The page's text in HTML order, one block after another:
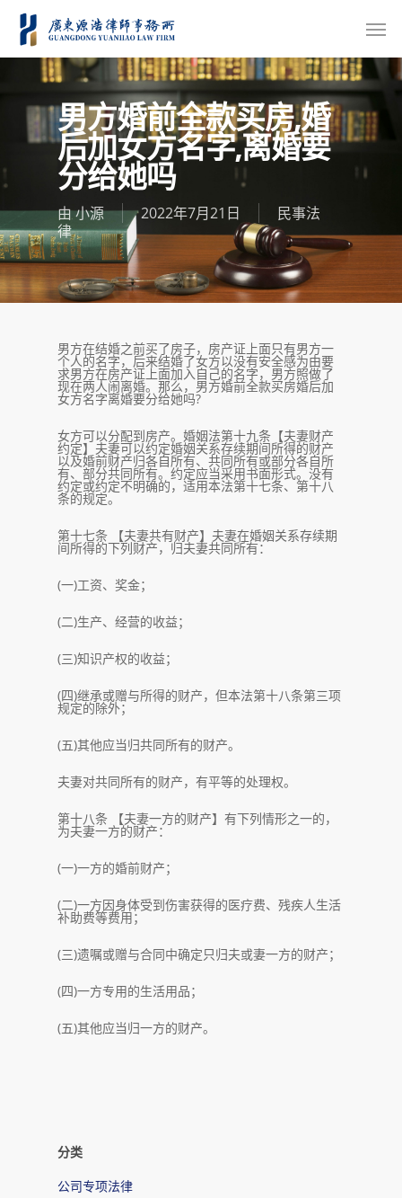
男方婚前全款买房,婚
后加女方名字,离婚要
分给她吗
由小源 2022年7月21日
民事法
律
男方在结婚之前买了房子，房产证上面只有男方一
个人的名字，后来结婚了女方以没有安全感为由要
求男方在房产证上面加入自己的名字，男方照做了
现在两人闹离婚。那么，男方婚前全款买房婚后加
女方名字离婚要分给她吗?
女方可以分配到房产。婚姻法第十九条【夫妻财产
约定】夫妻可以约定婚姻关系存续期间所得的财产
以及婚前财产归各自所有、共同所有或部分各自所
有、部分共同所有。约定应当采用书面形式。没有
约定或约定不明确的，适用本法第十七条、第十八
条的规定。
第十七条 【夫妻共有财产】夫妻在婚姻关系存续期
间所得的下列财产，归夫妻共同所有：
(一)工资、奖金；
(二)生产、经营的收益；
(三)知识产权的收益；
(四)继承或赠与所得的财产，但本法第十八条第三项
规定的除外；
(五)其他应当归共同所有的财产。
夫妻对共同所有的财产，有平等的处理权。
第十八条 【夫妻一方的财产】有下列情形之一的，
为夫妻一方的财产：
(一)一方的婚前财产；
(二)一方因身体受到伤害获得的医疗费、残疾人生活
补助费等费用；
(三)遗嘱或赠与合同中确定只归夫或妻一方的财产；
(四)一方专用的生活用品；
(五)其他应当归一方的财产。
分类
公司专项法律